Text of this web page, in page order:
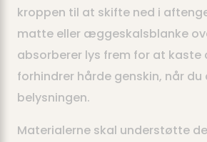
kroppen til at skifte ned i
matte eller æggeskals­blanke
absorberer lys frem for at
forhindrer hårde genskin, når
belysningen.
Materialerne skal understøtte